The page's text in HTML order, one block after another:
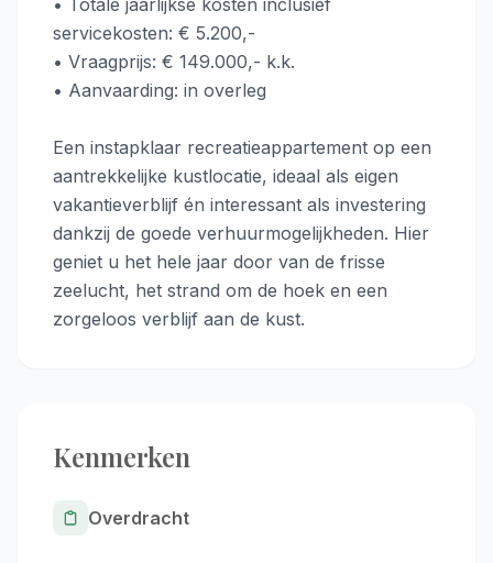
• Totale jaarlijkse kosten inclusief
servicekosten: € 5.200,-
• Vraagprijs: € 149.000,- k.k.
• Aanvaarding: in overleg
Een instapklaar recreatieappartement op een
aantrekkelijke kustlocatie, ideaal als eigen
vakantieverblijf én interessant als investering
dankzij de goede verhuurmogelijkheden. Hier
geniet u het hele jaar door van de frisse
zeelucht, het strand om de hoek en een
zorgeloos verblijf aan de kust.
Kenmerken
Overdracht